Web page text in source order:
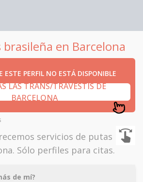
en Barcelona
ESTE PERFIL NO ESTÁ DISPONIBLE
LAS TRANS/TRAVESTIS DE
BARCELONA
servicios de putas
Sólo perfiles para citas.
de mí?